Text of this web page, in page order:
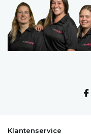
Klantenservice